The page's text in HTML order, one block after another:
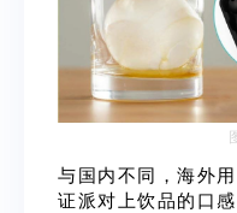
与国内不同，海外
证派对上饮品的口